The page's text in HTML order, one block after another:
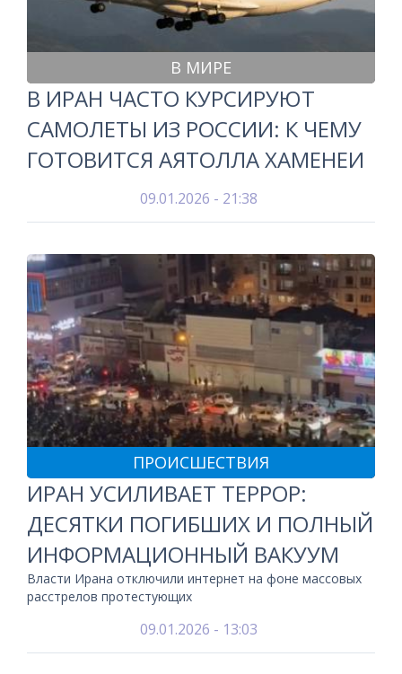
В МИРЕ
В ИРАН ЧАСТО КУРСИРУЮТ
САМОЛЕТЫ ИЗ РОССИИ: К ЧЕМУ
ГОТОВИТСЯ АЯТОЛЛА ХАМЕНЕИ
09.01.2026 - 21:38
ПРОИСШЕСТВИЯ
ИРАН УСИЛИВАЕТ ТЕРРОР:
ДЕСЯТКИ ПОГИБШИХ И ПОЛНЫЙ
ИНФОРМАЦИОННЫЙ ВАКУУМ
Власти Ирана отключили интернет на фоне массовых
расстрелов протестующих
09.01.2026 - 13:03